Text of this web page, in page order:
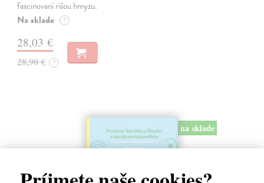
fascinovaní ríšou hmyzu.
Na sklade ?
28,03 €
28,90 € ?
na sklade